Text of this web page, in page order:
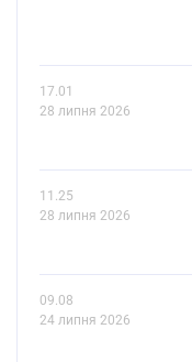
17.01
28 липня 2026
11.25
28 липня 2026
09.08
24 липня 2026